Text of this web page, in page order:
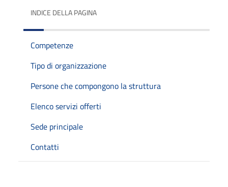
INDICE DELLA PAGINA
Competenze
Tipo di organizzazione
Persone che compongono la struttura
Elenco servizi offerti
Sede principale
Contatti